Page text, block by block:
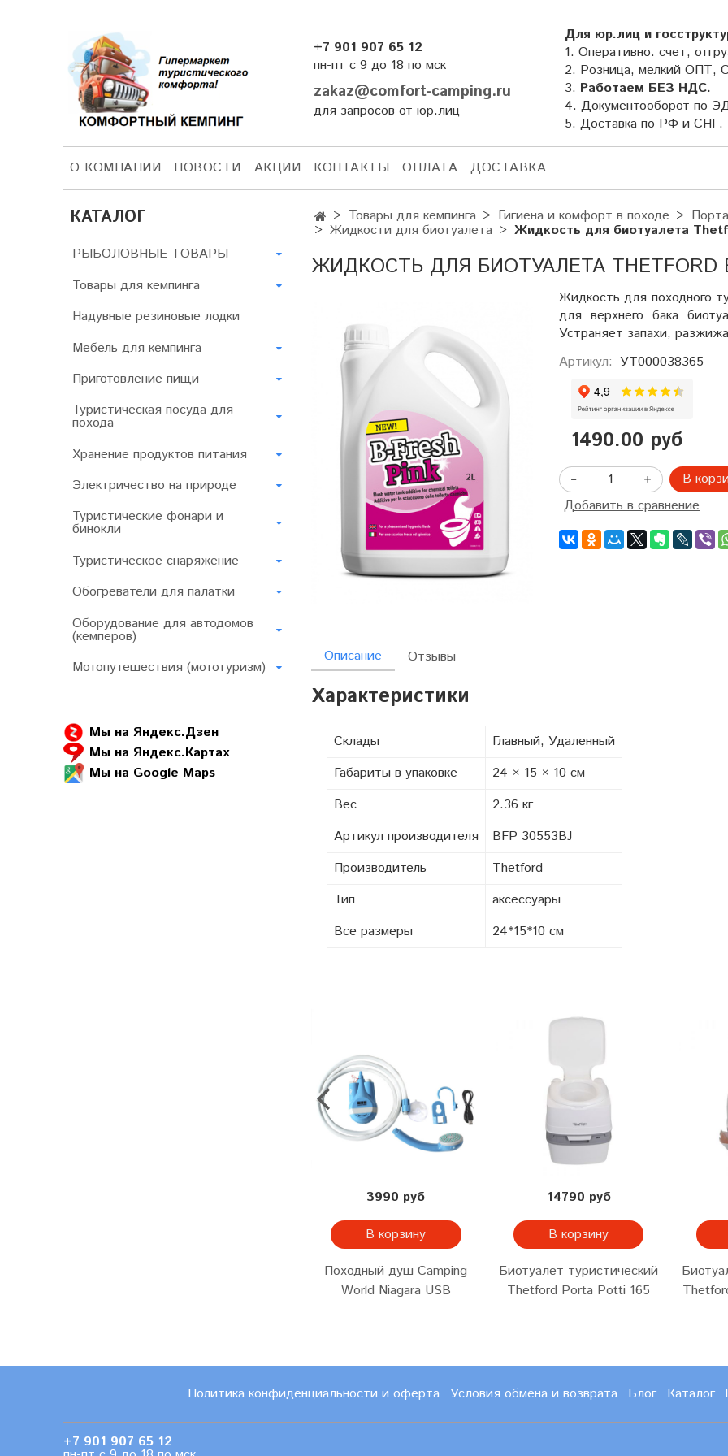
+7 901 907 65 12
пн-пт с 9 до 18 по мск
zakaz@comfort-camping.ru
для запросов от юр.лиц
Для юр.лиц и
1. Оперативно: счет,
2. Розница, мелкий ОПТ,
3. Работаем БЕЗ НДС.
4. Документооборот по
5. Доставка по РФ и СНГ.
О КОМПАНИИ НОВОСТИ АКЦИИ КОНТАКТЫ ОПЛАТА ДОСТАВКА
Товары для кемпинга Гигиена и комфорт в походе
Жидкости для биотуалета Жидкость для биотуалета
ЖИДКОСТЬ ДЛЯ БИОТУАЛЕТА THETFORD
Жидкость для походного
для верхнего бака
Устраняет запахи,
Артикул: УТ000038365
1490.00 руб
В
Добавить в сравнение
Описание
Характеристики
Склады
Главный, Удаленный
Габариты в упаковке
24 × 15 × 10 см
Вес
2.36 кг
Артикул производителя
BFP 30553BJ
Производитель
Thetford
Тип
аксессуары
Все размеры
24*15*10 см
Отзывы
3990 руб
В корзину
Походный душ Camping
World Niagara USB
14790 руб
В корзину
Биотуалет туристический
Thetford Porta Potti 165
КАТАЛОГ
РЫБОЛОВНЫЕ ТОВАРЫ
Товары для кемпинга
Надувные резиновые лодки
Мебель для кемпинга
Приготовление пищи
Туристическая посуда для
похода
Хранение продуктов питания
Электричество на природе
Туристические фонари и
бинокли
Туристическое снаряжение
Обогреватели для палатки
Оборудование для автодомов
(кемперов)
Мотопутешествия (мототуризм)
Мы на Яндекс.Дзен
Мы на Яндекс.Картах
Мы на Google Maps
Политика конфиденциальности и оферта Условия обмена и возврата Блог Каталог
+7 901 907 65 12